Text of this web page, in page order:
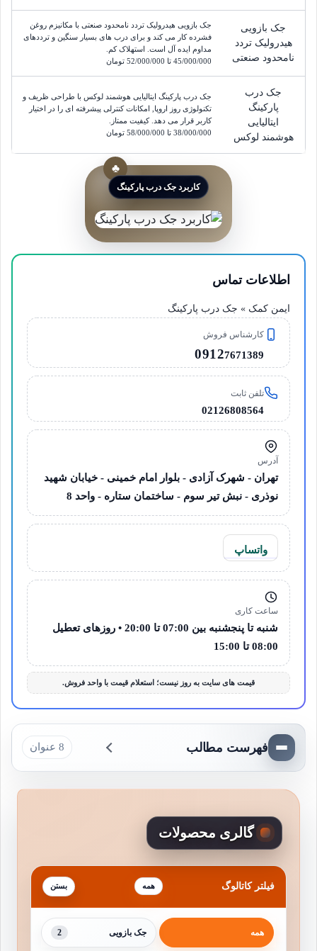
جک بازویی
هیدرولیک تردد
نامحدود صنعتی
جک بازویی هیدرولیک تردد نامحدود صنعتی با مکانیزم روغن
فشرده کار می کند و برای درب های بسیار سنگین و ترددهای
مداوم ایده آل است. استهلاک کم.
45/000/000 تا 52/000/000 تومان
جک درب
پارکینگ
ایتالیایی
هوشمند لوکس
جک درب پارکینگ ایتالیایی هوشمند لوکس با طراحی ظریف و
تکنولوژی روز اروپا, امکانات کنترلی پیشرفته ای را در اختیار
کاربر قرار می دهد. کیفیت ممتاز.
38/000/000 تا 58/000/000 تومان
کاربرد جک درب پارکینگ
اطلاعات تماس
ایمن کمک » جک درب پارکینگ
کارشناس فروش
09127671389
تلفن ثابت
02126808564
آدرس
تهران - شهرک آزادی - بلوار امام خمینی - خیابان شهید
نوذری - نبش تیر سوم - ساختمان ستاره - واحد 8
واتساپ
ساعت کاری
شنبه تا پنجشنبه بین 07:00 تا 20:00 • روزهای تعطیل
08:00 تا 15:00
قیمت های سایت به روز نیست؛ استعلام قیمت با واحد فروش.
فهرست مطالب 8 عنوان
گالری محصولات
فیلتر کاتالوگ همه
همه جک بازویی 2